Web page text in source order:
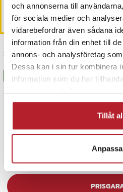
och annonserna till
för sociala medier och
vidarebefordrar även sådana
information från din enhet till
annons- och analysföretag
Dessa kan i sin tur kombinera
information som du har
Tillåt
Anpassa
Köp
Senast besökta
BÄSTSÄLJARE